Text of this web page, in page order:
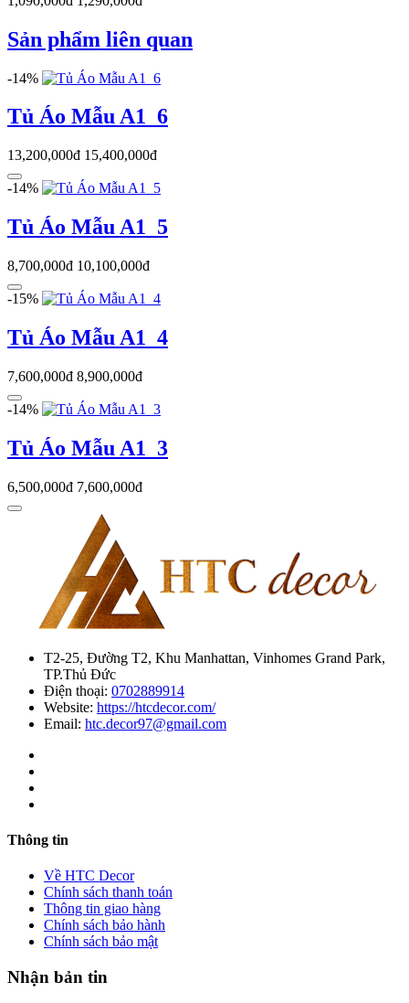
Sản phẩm liên quan
-14%
Tủ Áo Mẫu A1_6
13,200,000đ 15,400,000đ
-14%
Tủ Áo Mẫu A1_5
8,700,000đ 10,100,000đ
-15%
Tủ Áo Mẫu A1_4
7,600,000đ 8,900,000đ
-14%
Tủ Áo Mẫu A1_3
6,500,000đ 7,600,000đ
T2-25, Đường T2, Khu Manhattan, Vinhomes Grand Park,
TP.Thủ Đức
Điện thoại: 0702889914
Website: https://htcdecor.com/
Email: htc.decor97@gmail.com
Thông tin
Về HTC Decor
Chính sách thanh toán
Thông tin giao hàng
Chính sách bảo hành
Chính sách bảo mật
Nhận bản tin